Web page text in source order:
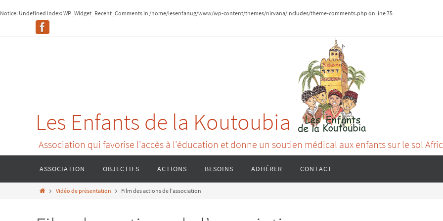
Notice: Undefined index: WP_Widget_Recent_Comments in /home/lesenfanug/www/wp-content/themes/nirvana/includes/theme-comments.php on line75
Les Enfants de la Koutoubia
Association qui favorise l'accès à l'éducation et donne un soutien médical aux enfants sur le sol
ASSOCIATION OBJECTIFS ACTIONS BESOINS ADHÉRER CONTACT
Vidéo de présentation Film des actions de l’association